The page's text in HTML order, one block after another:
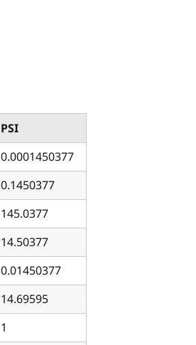
PSI
0.0001450377
0.1450377
145.0377
14.50377
0.01450377
14.69595
1